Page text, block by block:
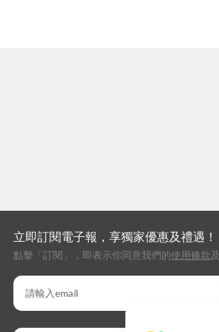
立即訂閱電子報，享獨家優惠及禮遇！
點擊「訂閱」，即表示你同意我們的使用條款及